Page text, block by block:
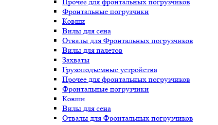
Фронтальные погрузчики
Ковши
Вилы для сена
Отвалы для Фронтальных погрузчиков
Вилы для палетов
Захваты
Грузоподъемные устройства
Прочее для фронтальных погрузчиков
Фронтальные погрузчики
Ковши
Вилы для сена
Отвалы для Фронтальных погрузчиков